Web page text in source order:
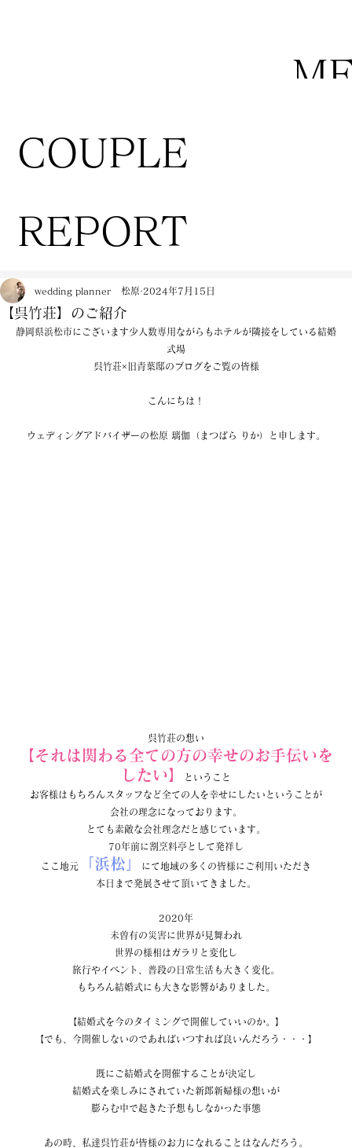
COUPLE
REPORT
【呉竹荘】のご紹介
wedding planner 松原 2024年7月15日
静岡県浜松市にございます少人数専用ながらもホテルが隣接をしている結婚
式場
呉竹荘×旧青葉邸のブログをご覧の皆様
こんにちは！
ウェディングアドバイザーの松原 璃伽（まつばら りか）と申します。
呉竹荘の想い
【それは関わる全ての方の幸せのお手伝いを
したい】
ということ
お客様はもちろんスタッフなど全ての人を幸せにしたいということが
会社の理念になっております。
とても素敵な会社理念だと感じています。
70年前に割烹料亭として発祥し
ここ地元 「浜松」
にて地域の多くの皆様にご利用いただき
本日まで発展させて頂いてきました。
2020年
未曽有の災害に世界が見舞われ
世界の様相はガラリと変化し
旅行やイベント、普段の日常生活も大きく変化。
もちろん結婚式にも大きな影響がありました。
【結婚式を今のタイミングで開催していいのか。】
【でも、今開催しないのであればいつすれば良いんだろう・・・】
既にご結婚式を開催することが決定し
結婚式を楽しみにされていた新郎新婦様の想いが
膨らむ中で起きた予想もしなかった事態
あの時、私達呉竹荘が皆様のお力になれることはなんだろう。